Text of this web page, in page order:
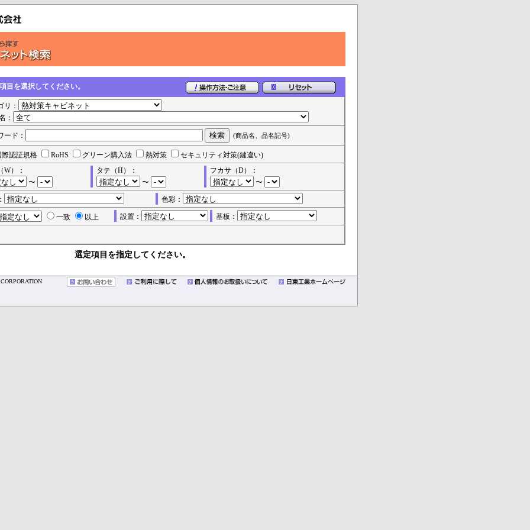
目を選択してください。
リ：
：
ード： (商品名、品名記号)
際認証規格 RoHS グリーン購入法 熱対策 セキュリティ対策(鍵違い)
W）：
〜
タテ（H）：
〜
フカサ（D）：
〜
色彩：
一致 以上 設置： 基板：
選定項目を指定してください。